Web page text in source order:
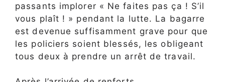
passants implorer « Ne faites pas ça ! S’il
vous plaît ! » pendant la lutte. La bagarre
est devenue suffisamment grave pour que
les policiers soient blessés, les obligeant
tous deux à prendre un arrêt de travail.